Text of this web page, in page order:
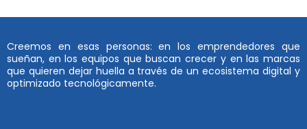
Creemos en esas personas: en los emprendedores que
sueñan, en los equipos que buscan crecer y en las marcas
que quieren dejar huella a través de un ecosistema digital y
optimizado tecnológicamente.